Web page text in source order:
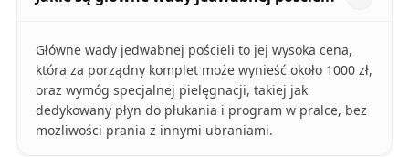
Główne wady jedwabnej pościeli to jej wysoka cena,
która za porządny komplet może wynieść około 1000 zł,
oraz wymóg specjalnej pielęgnacji, takiej jak
dedykowany płyn do płukania i program w pralce, bez
możliwości prania z innymi ubraniami.